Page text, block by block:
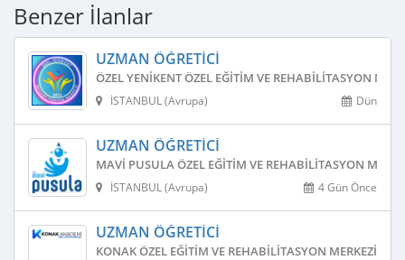
Benzer İlanlar
UZMAN ÖĞRETICI
ÖZEL YENIKENT ÖZEL EĞITIM VE REHABILITASYON
Dün
İSTANBUL (Avrupa)
UZMAN ÖĞRETICI
MAVI PUSULA ÖZEL EĞITIM VE REHABILITASYON
4 Gün Önce
İSTANBUL (Avrupa)
UZMAN ÖĞRETICI
KONAK ÖZEL EĞITIM VE REHABILITASYON MERKEZI